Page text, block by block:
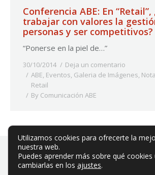
Conferencia ABE: En “Retail”,
trabajar con valores la
personas y ser competitivos?
“Ponerse en la piel de…”
30/10/2014
Deja un comentario
ABE, Eventos, Galeria de Imágenes,
Retail
By Comunicación ABE
Utilizamos cookies para ofrecerte la
nuestra web.
Puedes aprender más sobre qué
cambiarlas en los ajustes.